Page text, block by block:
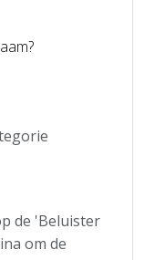
de 'Beluister
om de